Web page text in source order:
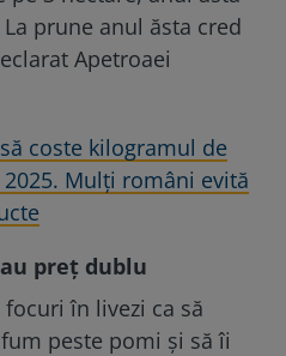
prune anul ăsta cred
Apetroaei
coste kilogramul de
Mulți români evită
preț dublu
în livezi ca să
peste pomi și să îi